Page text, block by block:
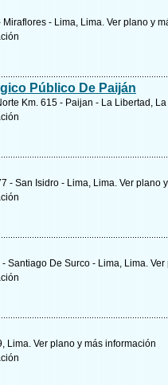
Miraflores - Lima, Lima. Ver plano y
Público De Paiján
Km. 615 - Paijan - La Libertad,
- San Isidro - Lima, Lima. Ver plano y
- Santiago De Surco - Lima, Lima. Ver
Lima. Ver plano y más información